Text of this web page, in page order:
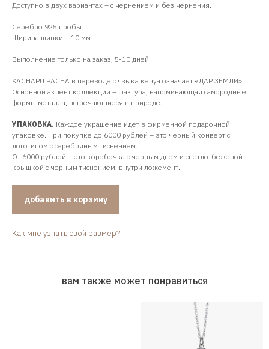
Доступно в двух вариантах – с чернением и без чернения.
Серебро 925 пробы
Ширина шинки – 10 мм
Выполнение только на заказ, 5-10 дней
KACHAPU PACHA в переводе с языка кечуа означает «ДАР ЗЕМЛИ».
Основной акцент коллекции – фактура, напоминающая самородные
формы металла, встречающиеся в природе.
УПАКОВКА. Каждое украшение идет в фирменной подарочной
упаковке. При покупке до 6000 рублей – это черный конверт с
логотипом с серебряным тиснением.
От 6000 рублей – это коробочка с черным дном и светло-бежевой
крышкой с черным тиснением, внутри ложемент.
добавить в корзину
Как мне узнать свой размер?
вам также может понравиться